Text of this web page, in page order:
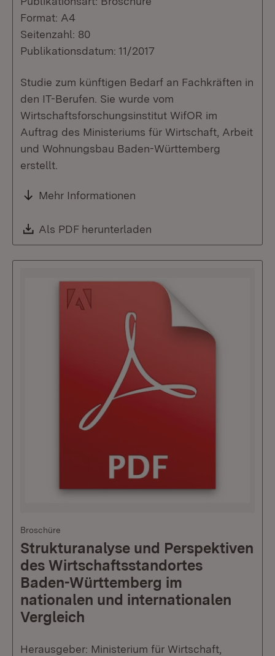
Format: A4
Seitenzahl: 80
Publikationsdatum: 11/2017
Studie zum künftigen Bedarf an Fachkräften in
den IT-Berufen. Sie wurde vom
Wirtschaftsforschungsinstitut WifOR im
Auftrag des Ministeriums für Wirtschaft, Arbeit
und Wohnungsbau Baden-Württemberg
erstellt.
Mehr Informationen
Download:
Als PDF herunterladen
Broschüre
Strukturanalyse und Perspektiven
des Wirtschaftsstandortes
Baden-Württemberg im
nationalen und internationalen
Vergleich
Herausgeber: Ministerium für Wirtschaft,